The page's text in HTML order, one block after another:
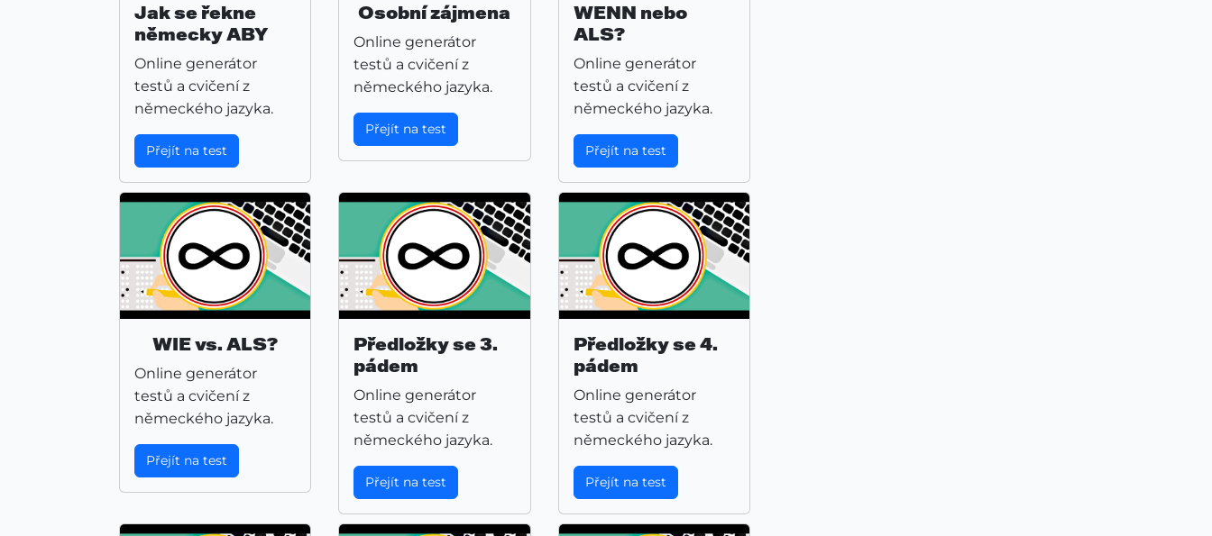
Jak se řekne
německy ABY
Online generátor
testů a cvičení z
německého jazyka.
Přejít na test
Osobní zájmena
Online generátor
testů a cvičení z
německého jazyka.
Přejít na test
WENN nebo
ALS?
Online generátor
testů a cvičení z
německého jazyka.
Přejít na test
WIE vs. ALS?
Online generátor
testů a cvičení z
německého jazyka.
Přejít na test
Předložky se 3.
pádem
Online generátor
testů a cvičení z
německého jazyka.
Přejít na test
Předložky se 4.
pádem
Online generátor
testů a cvičení z
německého jazyka.
Přejít na test